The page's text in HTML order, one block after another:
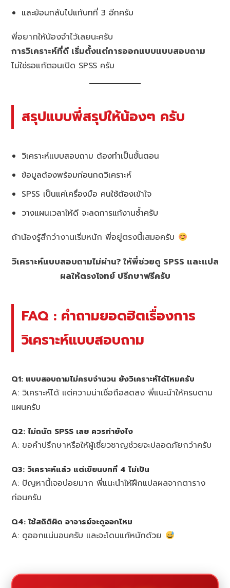
และย้อนกลับไปแก้บทที่ 3 อีกครับ
พี่อยากให้น้องจำไว้เลยนะครับ
การวิเคราะห์ที่ดี เริ่มตั้งแต่การออกแบบแบบสอบถาม
ไม่ใช่รอแก้ตอนเปิด SPSS ครับ
สรุปแบบพี่สรุปให้น้องๆ ครับ
วิเคราะห์แบบสอบถาม ต้องทำเป็นขั้นตอน
ข้อมูลต้องพร้อมก่อนกดวิเคราะห์
SPSS เป็นแค่เครื่องมือ คนใช้ต้องเข้าใจ
วางแผนเวลาให้ดี จะลดการแก้งานซ้ำครับ
ถ้าน้องรู้สึกว่างานเริ่มหนัก พี่อยู่ตรงนี้เสมอครับ
วิเคราะห์แบบสอบถามไม่ผ่าน? ให้พี่ช่วยดู SPSS และแปล
ผลให้ตรงโจทย์ ปรึกษาฟรีครับ
FAQ : คำถามยอดฮิตเรื่องการ
วิเคราะห์แบบสอบถาม
Q1: แบบสอบถามไม่ครบจำนวน ยังวิเคราะห์ได้ไหมครับ
A: วิเคราะห์ได้ แต่ความน่าเชื่อถือลดลง พี่แนะนำให้ครบตาม
แผนครับ
Q2: ไม่ถนัด SPSS เลย ควรทำยังไง
A: ขอคำปรึกษาหรือให้ผู้เชี่ยวชาญช่วยจะปลอดภัยกว่าครับ
Q3: วิเคราะห์แล้ว แต่เขียนบทที่ 4 ไม่เป็น
A: ปัญหานี้เจอบ่อยมาก พี่แนะนำให้ฝึกแปลผลจากตาราง
ก่อนครับ
Q4: ใช้สถิติผิด อาจารย์จะดูออกไหม
A: ดูออกแน่นอนครับ และจะโดนแก้หนักด้วย